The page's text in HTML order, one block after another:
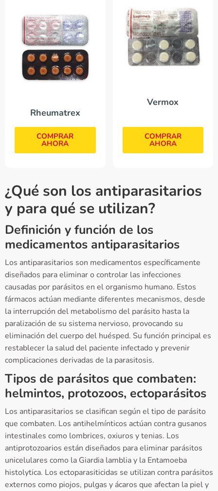
Rheumatrex
COMPRAR
AHORA
Vermox
COMPRAR
AHORA
¿Qué son los antiparasitarios
y para qué se utilizan?
Definición y función de los
medicamentos antiparasitarios
Los antiparasitarios son medicamentos específicamente
diseñados para eliminar o controlar las infecciones
causadas por parásitos en el organismo humano. Estos
fármacos actúan mediante diferentes mecanismos, desde
la interrupción del metabolismo del parásito hasta la
paralización de su sistema nervioso, provocando su
eliminación del cuerpo del huésped. Su función principal es
restablecer la salud del paciente infectado y prevenir
complicaciones derivadas de la parasitosis.
Tipos de parásitos que combaten:
helmintos, protozoos, ectoparásitos
Los antiparasitarios se clasifican según el tipo de parásito
que combaten. Los antihelmínticos actúan contra gusanos
intestinales como lombrices, oxiuros y tenias. Los
antiprotozoarios están diseñados para eliminar parásitos
unicelulares como la Giardia lamblia y la Entamoeba
histolytica. Los ectoparasiticidas se utilizan contra parásitos
externos como piojos, pulgas y ácaros que afectan la piel y